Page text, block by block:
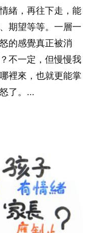
緒，再往下走，能
期望等等。一層一
的感覺真正被消
不一定，但慢慢我
裡來，也就更能掌
了。...